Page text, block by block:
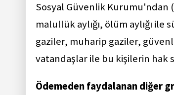
Sosyal Güvenlik Kurumu'ndan
malullük aylığı, ölüm aylığı
gaziler, muharip gaziler,
vatandaşlar ile bu kişilerin hak
Ödemeden faydalanan diğer